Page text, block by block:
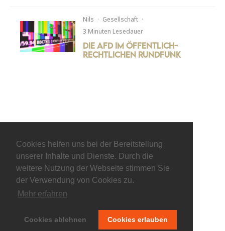
Cookies helfen uns bei der Bereitstellung
unserer Inhalte und Dienste. Durch die
weitere Nutzung der Webseite stimmen Sie
der Verwendung von Cookies zu.
Mehr erfahren
Cookies ablehnen Cookies erlauben
Nils · Gesellschaft ·
3 Minuten Lesedauer
Die AfD im öffentlich-
rechtlichen Rundfunk
Datenschutzerklärung Impressum Kontakt